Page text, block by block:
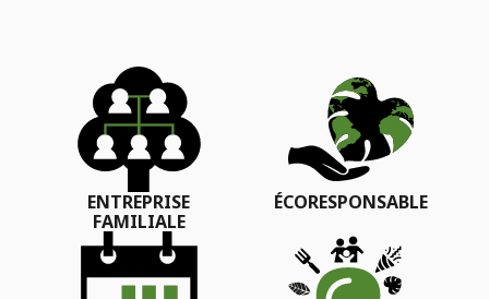
ENTREPRISE
FAMILIALE
ÉCORESPONSABLE